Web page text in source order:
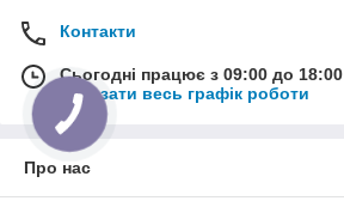
Контакти
Сьогодні працює з 09:00 до 18:00
Показати весь графік роботи
Про нас